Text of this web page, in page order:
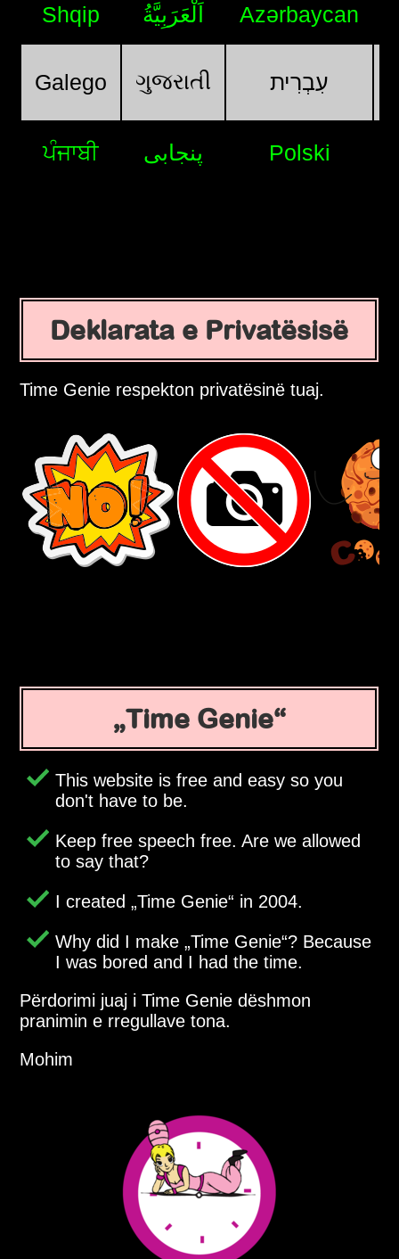
Shqip اَلْعَرَبِيَّةُ Azərbaycan
Galego ગુજરાતી עִבְרִית
ਪੰਜਾਬੀ پنجابی Polski
Deklarata e Privatësisë
Time Genie respekton privatësinë tuaj.
Time Genie
This website is free and easy so you
don't have to be.
Keep free speech free. Are we allowed
to say that?
I created Time Genie in 2004.
Why did I make Time Genie ? Because
I was bored and I had the time.
Përdorimi juaj i Time Genie dëshmon
pranimin e rregullave tona.
Mohim